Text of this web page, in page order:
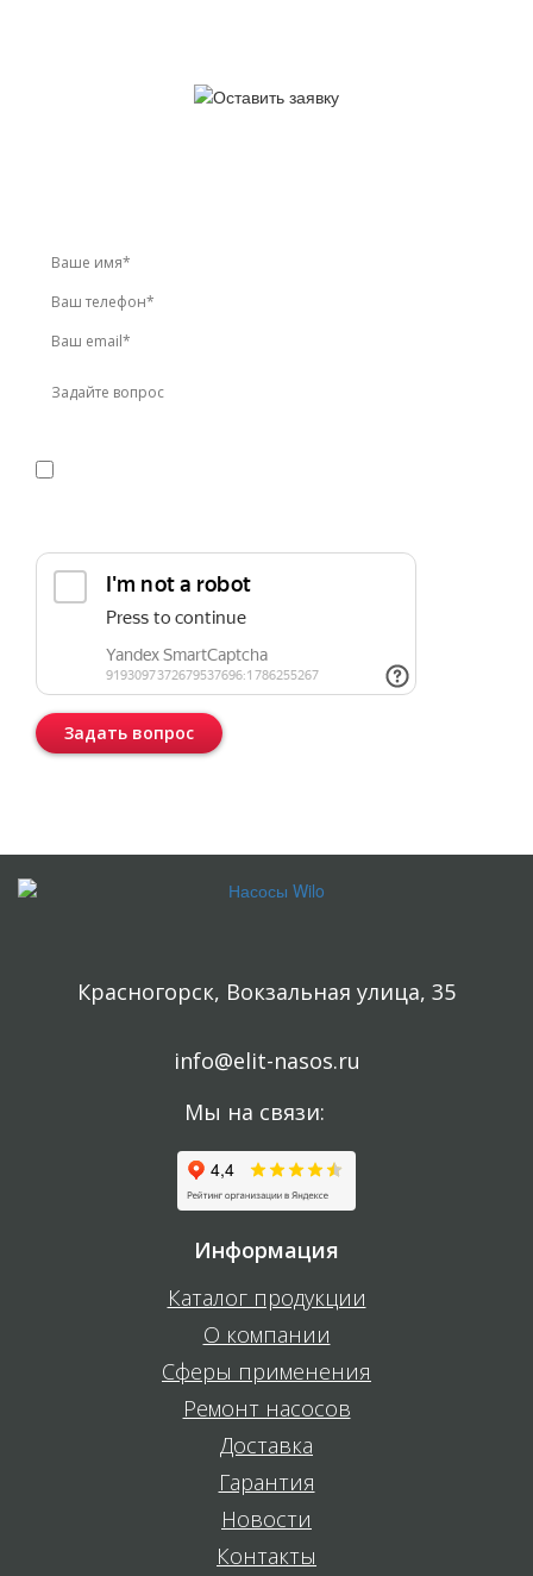
Задать вопрос
Красногорск, Вокзальная улица, 35
info@elit-nasos.ru
Мы на связи:
Информация
Каталог продукции
О компании
Сферы применения
Ремонт насосов
Доставка
Гарантия
Новости
Контакты